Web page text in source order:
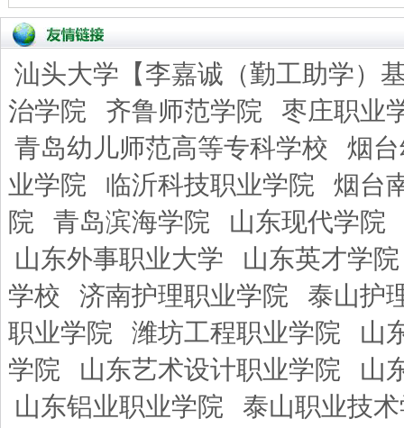
汕头大学【李嘉诚（勤工助学）
治学院
齐鲁师范学院
枣庄职业
青岛幼儿师范高等专科学校
烟
业学院
临沂科技职业学院
烟台
院
青岛滨海学院
山东现代学院
山东外事职业大学
山东英才学院
学校
济南护理职业学院
泰山护
职业学院
潍坊工程职业学院
山
学院
山东艺术设计职业学院
山
山东铝业职业学院
泰山职业技